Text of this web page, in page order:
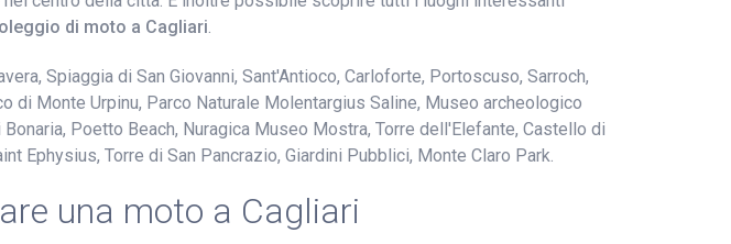
di moto a Cagliari
Spiaggia di San Giovanni, Sant'Antioco, Carloforte, Portoscuso, Sarroch,
di Monte Urpinu, Parco Naturale Molentargius Saline, Museo archeologico
Poetto Beach, Nuragica Museo Mostra, Torre dell'Elefante, Castello di
Ephysius, Torre di San Pancrazio, Giardini Pubblici, Monte Claro Park.
una moto a Cagliari